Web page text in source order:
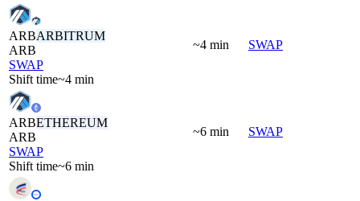
ARBARBITRUM
ARB
SWAP
Shift time~4 min
~4 min SWAP
ARBETHEREUM
ARB
SWAP
Shift time~6 min
~6 min SWAP